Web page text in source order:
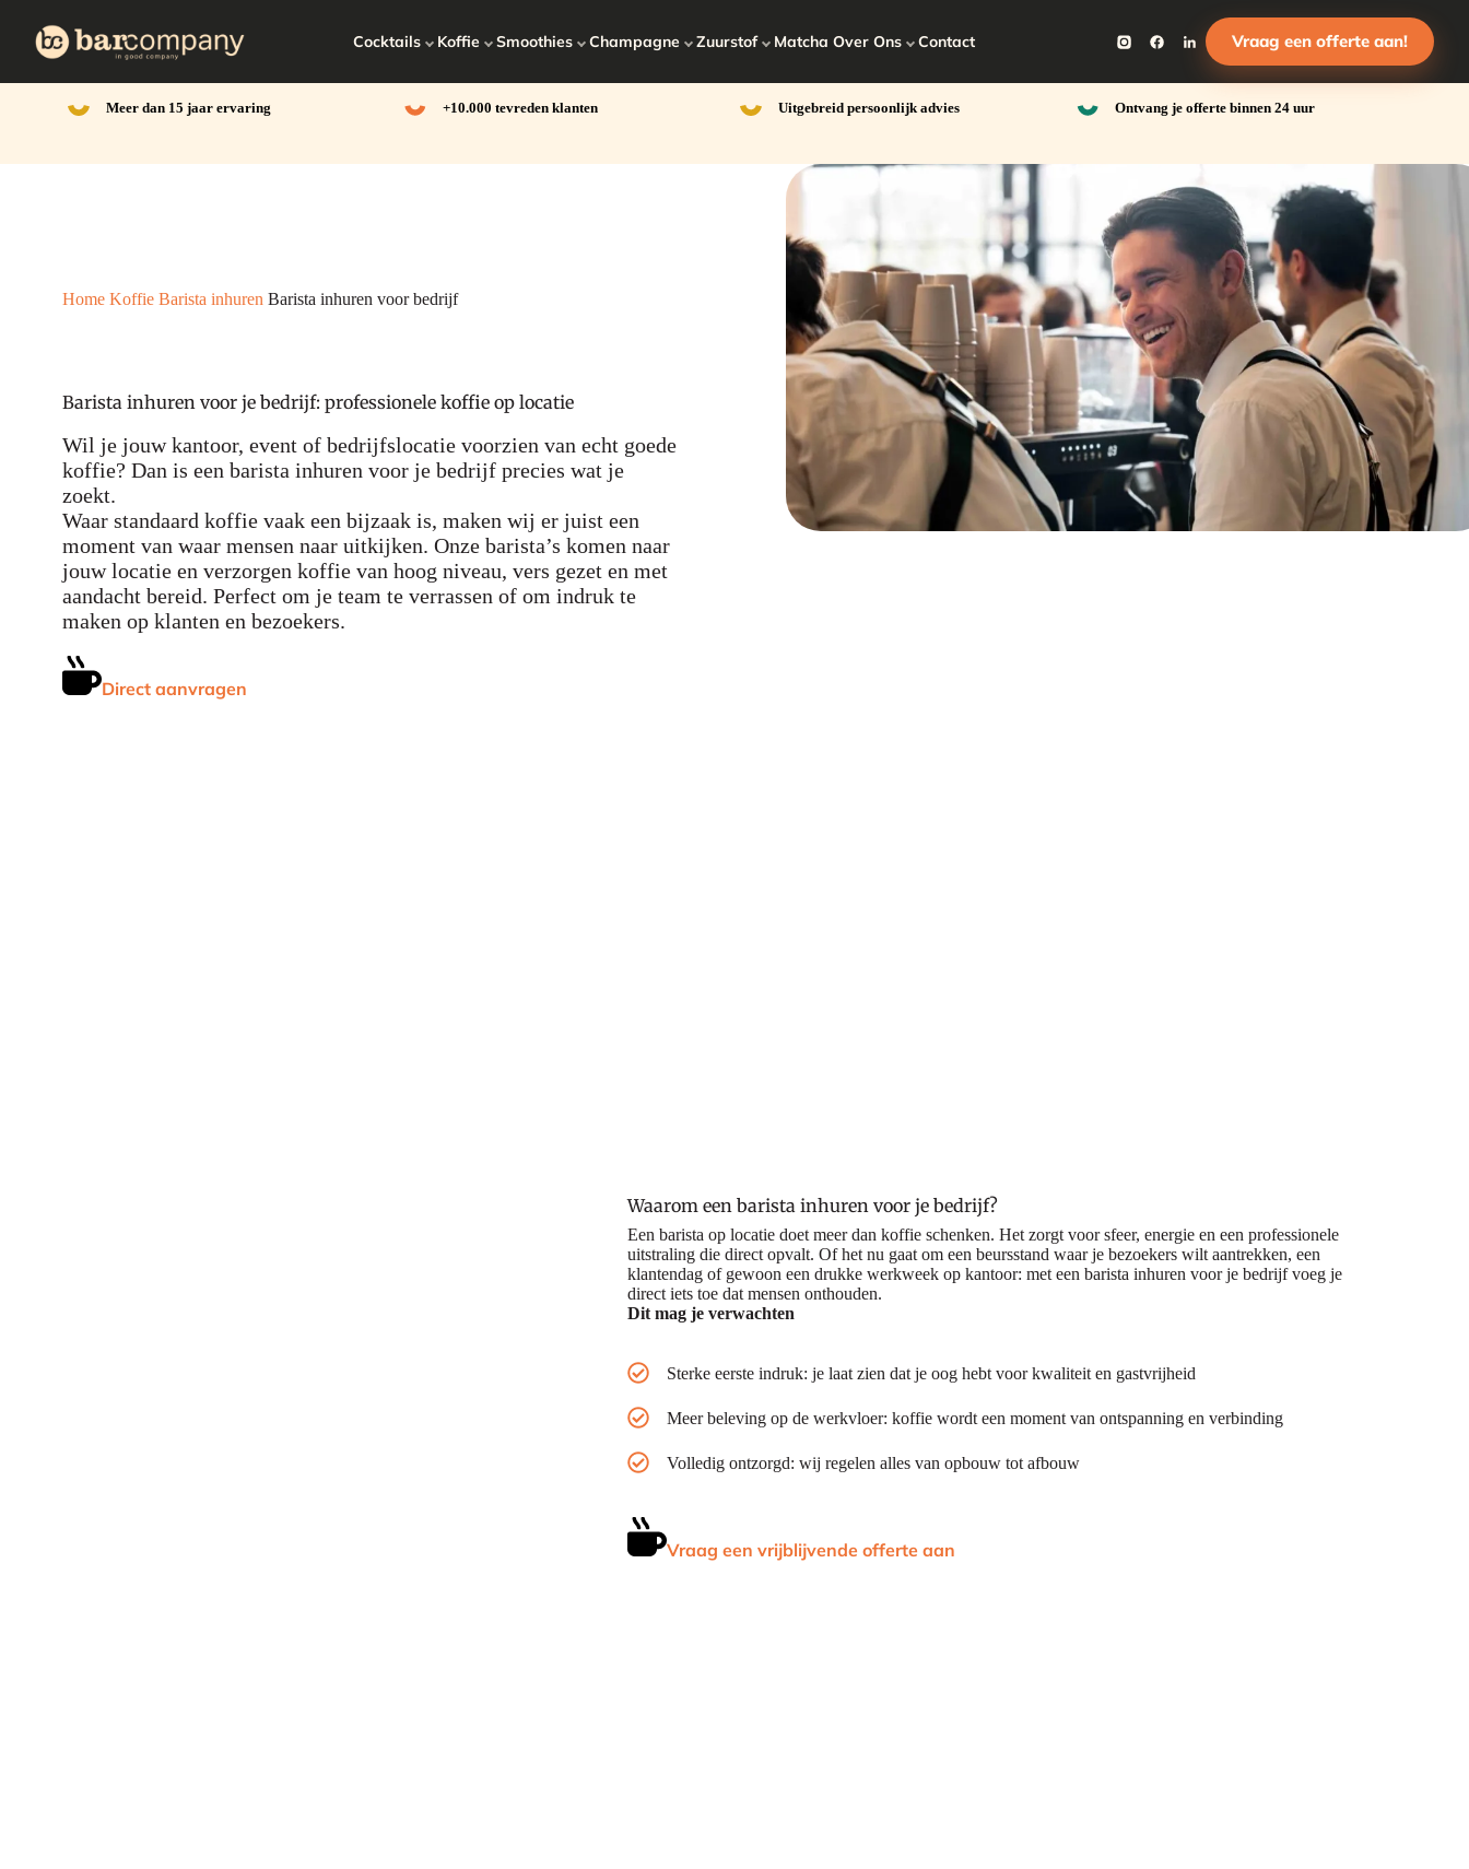
Cocktails Koffie Smoothies Champagne Zuurstof Matcha Over Ons Contact Vraag een offerte aan!
Meer dan 15 jaar ervaring +10.000 tevreden klanten Uitgebreid persoonlijk advies Ontvang je offerte binnen 24 uur
Home Koffie Barista inhuren Barista inhuren voor bedrijf
Barista inhuren voor je bedrijf: professionele koffie op locatie
Wil je jouw kantoor, event of bedrijfslocatie voorzien van echt goede
koffie? Dan is een barista inhuren voor je bedrijf precies wat je
zoekt.
Waar standaard koffie vaak een bijzaak is, maken wij er juist een
moment van waar mensen naar uitkijken. Onze barista’s komen naar
jouw locatie en verzorgen koffie van hoog niveau, vers gezet en met
aandacht bereid. Perfect om je team te verrassen of om indruk te
maken op klanten en bezoekers.
Direct aanvragen
Waarom een barista inhuren voor je bedrijf?
Een barista op locatie doet meer dan koffie schenken. Het zorgt voor sfeer, energie en een professionele
uitstraling die direct opvalt. Of het nu gaat om een beursstand waar je bezoekers wilt aantrekken, een
klantendag of gewoon een drukke werkweek op kantoor: met een barista inhuren voor je bedrijf voeg je
direct iets toe dat mensen onthouden.
Dit mag je verwachten
Sterke eerste indruk: je laat zien dat je oog hebt voor kwaliteit en gastvrijheid
Meer beleving op de werkvloer: koffie wordt een moment van ontspanning en verbinding
Volledig ontzorgd: wij regelen alles van opbouw tot afbouw
Vraag een vrijblijvende offerte aan